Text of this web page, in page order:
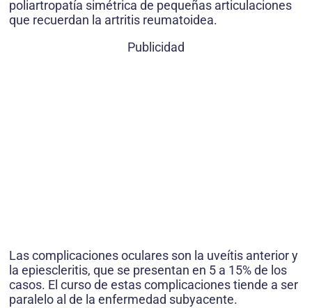
poliartropatía simétrica de pequeñas articulaciones
que recuerdan la artritis reumatoidea.
Publicidad
Las complicaciones oculares son la uveítis anterior y
la epiescleritis, que se presentan en 5 a 15% de los
casos. El curso de estas complicaciones tiende a ser
paralelo al de la enfermedad subyacente.